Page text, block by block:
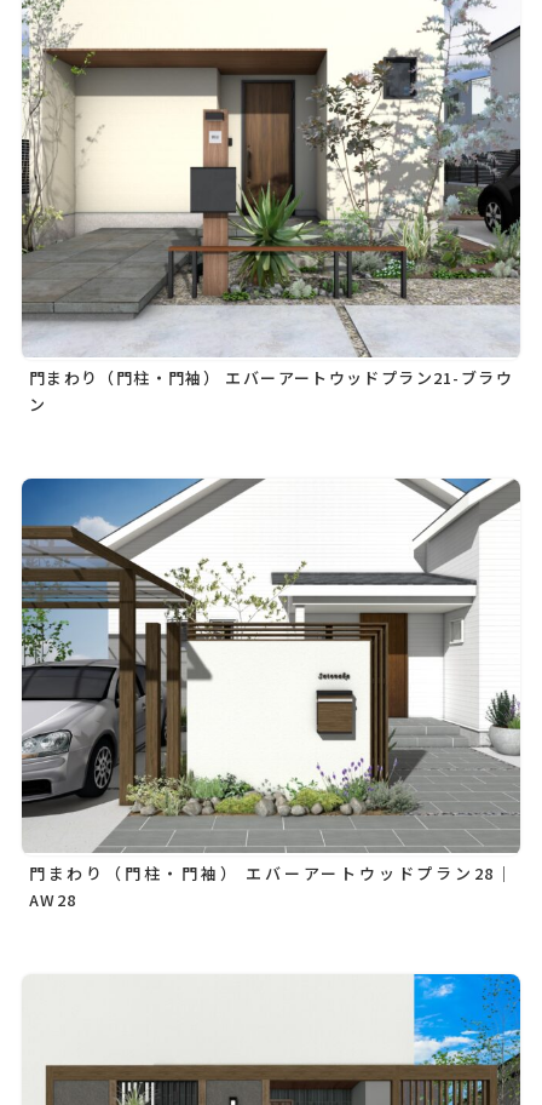
門まわり（門柱・門袖） エバーアートウッドプラン21-ブラウ
ン
門まわり（門柱・門袖） エバーアートウッドプラン28｜
AW28